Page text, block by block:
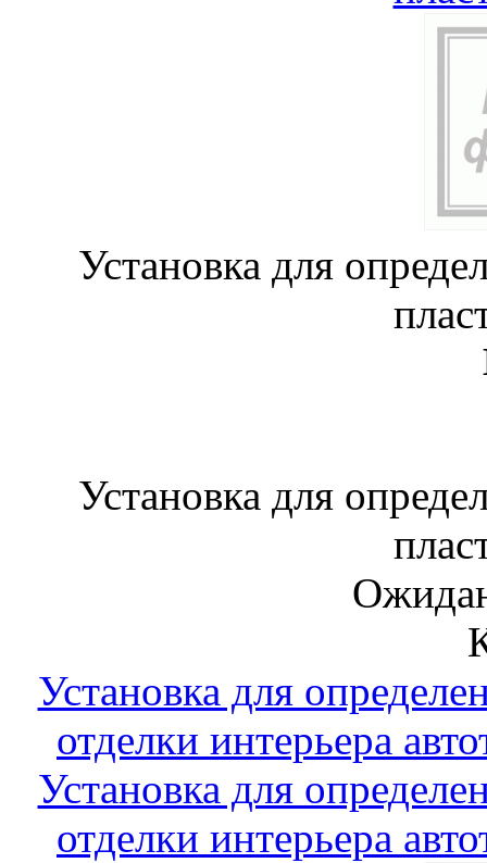
Установка для
Установка для
Установка для
отделки интерьера
Установка для
отделки интерьера